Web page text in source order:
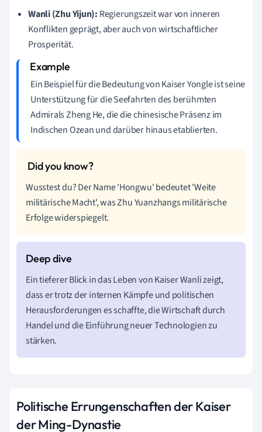
Wanli (Zhu Yijun): Regierungszeit war von inneren
Konflikten geprägt, aber auch von wirtschaftlicher
Prosperität.
Ein Beispiel für die Bedeutung von Kaiser Yongle ist seine
Unterstützung für die Seefahrten des berühmten
Admirals Zheng He, die die chinesische Präsenz im
Indischen Ozean und darüber hinaus etablierten.
Wusstest du? Der Name 'Hongwu' bedeutet 'Weite
militärische Macht', was Zhu Yuanzhangs militärische
Erfolge widerspiegelt.
Ein tieferer Blick in das Leben von Kaiser Wanli zeigt,
dass er trotz der internen Kämpfe und politischen
Herausforderungen es schaffte, die Wirtschaft durch
Handel und die Einführung neuer Technologien zu
stärken.
Politische Errungenschaften der Kaiser
der Ming-Dynastie